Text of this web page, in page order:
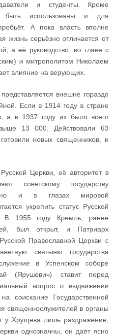
и студенты. Кроме
быть использованы и для
А пока власть вполне
жизнь серьёзно отличается от
а её руководство, во главе с
и митрополитом Николаем
влияние на верующих.
внешне гораздо
Если в 1914 году в стране
а в 1937 году их было всего
13 000. Действовали 63
новых священников, и
Церкви, её авторитет в
советскому государству
и в глазах мировой
укрепить статус Русской
В 1955 году Кремль, ранее
был открыт, и Патриарх
Православной Церкви с
святыню государства
в Успенском соборе
(Ярушевич) ставит перед
вопрос о выдвижении
соискание Государственной
священнослужителей в органы
у Хрущева лишь раздражение,
однозначны, он даёт ясно